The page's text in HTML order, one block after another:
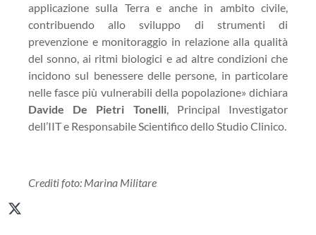
applicazione sulla Terra e anche in ambito civile,
contribuendo allo sviluppo di strumenti di
prevenzione e monitoraggio in relazione alla qualità
del sonno, ai ritmi biologici e ad altre condizioni che
incidono sul benessere delle persone, in particolare
nelle fasce più vulnerabili della popolazione» dichiara
Davide De Pietri Tonelli, Principal Investigator
dell’IIT e Responsabile Scientifico dello Studio Clinico.
Crediti foto: Marina Militare